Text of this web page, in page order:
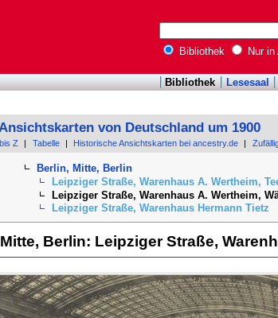
Bibliothek Nur
Bibliothek Lesesaal
von Deutschland um 1900
Z Tabelle Historische Ansichtskarten bei ancestry.de
Berlin, Mitte, Berlin
Leipziger Straße, Warenhaus A. Wertheim,
Leipziger Straße, Warenhaus A. Wertheim,
Leipziger Straße, Warenhaus Hermann Tietz
Berlin: Leipziger Straße,